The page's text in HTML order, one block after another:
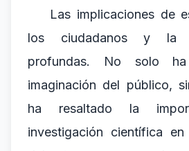
Las implicaciones de
los ciudadanos y la
profundas. No solo
imaginación del público,
ha resaltado la
investigación científica